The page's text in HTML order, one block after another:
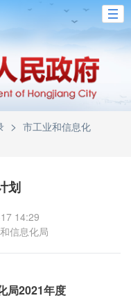
> 市工业和信息化
划
14:29
信息化局
局2021年度